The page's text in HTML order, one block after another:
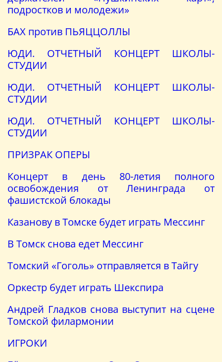
подростков и молодежи»
БАХ против ПЬЯЦЦОЛЛЫ
ЮДИ. ОТЧЕТНЫЙ КОНЦЕРТ ШКОЛЫ-
СТУДИИ
ЮДИ. ОТЧЕТНЫЙ КОНЦЕРТ ШКОЛЫ-
СТУДИИ
ЮДИ. ОТЧЕТНЫЙ КОНЦЕРТ ШКОЛЫ-
СТУДИИ
ПРИЗРАК ОПЕРЫ
Концерт в день 80-летия полного
освобождения от Ленинграда от
фашистской блокады
Казанову в Томске будет играть Мессинг
В Томск снова едет Мессинг
Томский «Гоголь» отправляется в Тайгу
Оркестр будет играть Шекспира
Андрей Гладков снова выступит на сцене
Томской филармонии
ИГРОКИ